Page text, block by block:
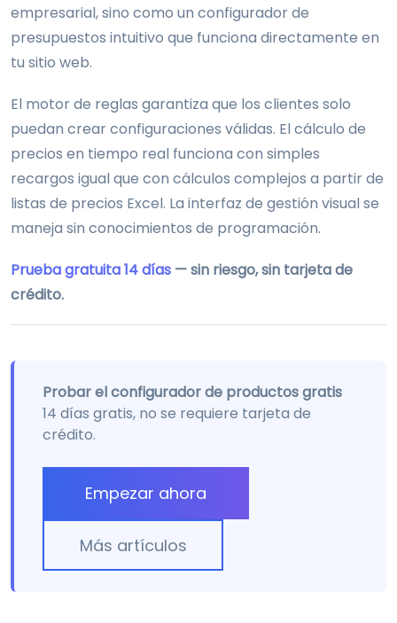
empresarial, sino como un configurador de
presupuestos intuitivo que funciona directamente en
tu sitio web.
El motor de reglas garantiza que los clientes solo
puedan crear configuraciones válidas. El cálculo de
precios en tiempo real funciona con simples
recargos igual que con cálculos complejos a partir de
listas de precios Excel. La interfaz de gestión visual se
maneja sin conocimientos de programación.
Prueba gratuita 14 días — sin riesgo, sin tarjeta de
crédito.
Probar el configurador de productos gratis
14 días gratis, no se requiere tarjeta de
crédito.
Empezar ahora
Más artículos